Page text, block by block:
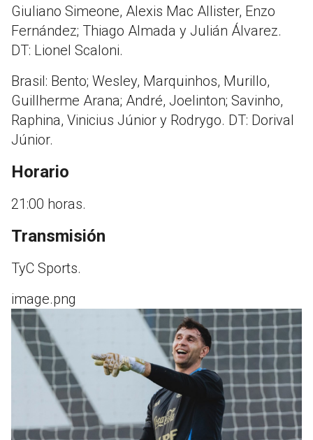
Giuliano Simeone, Alexis Mac Allister, Enzo
Fernández; Thiago Almada y Julián Álvarez.
DT: Lionel Scaloni.
Brasil: Bento; Wesley, Marquinhos, Murillo,
Guillherme Arana; André, Joelinton; Savinho,
Raphina, Vinicius Júnior y Rodrygo. DT: Dorival
Júnior.
Horario
21:00 horas.
Transmisión
TyC Sports.
image.png